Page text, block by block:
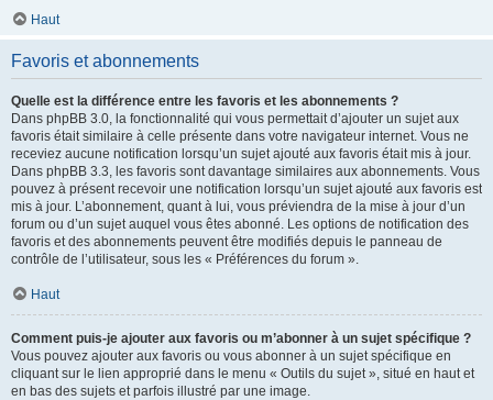
Haut
Favoris et abonnements
Quelle est la différence entre les favoris et les abonnements ?
Dans phpBB 3.0, la fonctionnalité qui vous permettait d’ajouter un sujet aux
favoris était similaire à celle présente dans votre navigateur internet. Vous ne
receviez aucune notification lorsqu’un sujet ajouté aux favoris était mis à jour.
Dans phpBB 3.3, les favoris sont davantage similaires aux abonnements. Vous
pouvez à présent recevoir une notification lorsqu’un sujet ajouté aux favoris est
mis à jour. L’abonnement, quant à lui, vous préviendra de la mise à jour d’un
forum ou d’un sujet auquel vous êtes abonné. Les options de notification des
favoris et des abonnements peuvent être modifiés depuis le panneau de
contrôle de l’utilisateur, sous les « Préférences du forum ».
Haut
Comment puis-je ajouter aux favoris ou m’abonner à un sujet spécifique ?
Vous pouvez ajouter aux favoris ou vous abonner à un sujet spécifique en
cliquant sur le lien approprié dans le menu « Outils du sujet », situé en haut et
en bas des sujets et parfois illustré par une image.